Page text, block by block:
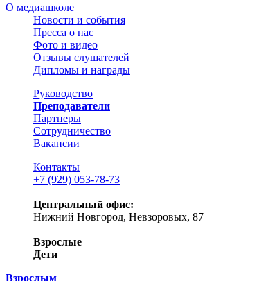
О медиашколе
Новости и события
Пресса о нас
Фото и видео
Отзывы слушателей
Дипломы и награды
Руководство
Преподаватели
Партнеры
Сотрудничество
Вакансии
Контакты
+7 (929) 053-78-73
Центральный офис:
Нижний Новгород, Невзоровых, 87
Взрослые
Дети
Взрослым